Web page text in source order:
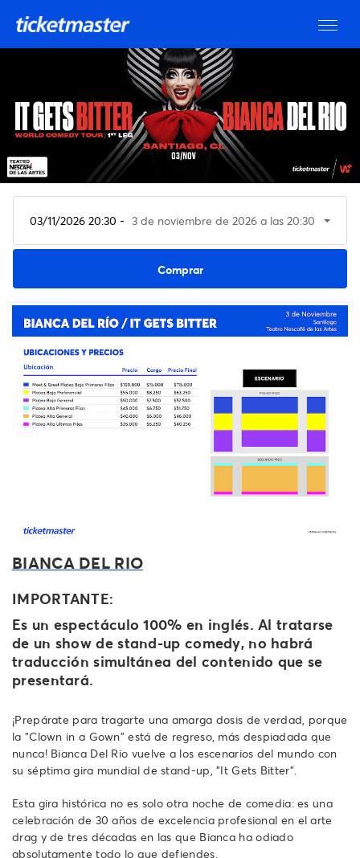
03/11/2026 20:30 - 3 de noviembre de 2026 a las 20:30
Ver entradas
BIANCA DEL RIO
IMPORTANTE:
Es un espectáculo 100% en inglés. Al tratarse
de un show de stand-up comedy, no habrá
traducción simultánea del contenido que se
presentará.
¡Prepárate para tragarte una amarga dosis de verdad, porque
la "Clown in a Gown" está de regreso, más despiadada que
nunca! Bianca Del Rio vuelve a los escenarios del mundo con
su séptima gira mundial de stand-up, "It Gets Bitter".
Esta gira histórica no es solo otra noche de comedia: es una
celebración de 30 años de excelencia profesional en el arte
drag y de tres décadas en las que Bianca ha odiado
absolutamente todo lo que defiendes.